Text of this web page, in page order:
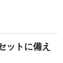
ットに備え